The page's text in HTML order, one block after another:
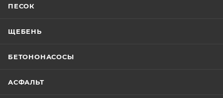
ПЕСОК
ЩЕБЕНЬ
БЕТОНОНАСОСЫ
АСФАЛЬТ